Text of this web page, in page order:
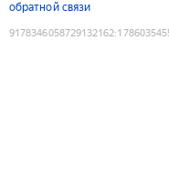
обратной связи
9178346058729132162: